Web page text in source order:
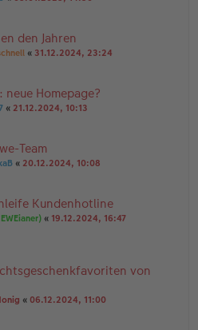
den Jahren
« 31.12.2024, 23:24
Homepage?
« 21.12.2024, 10:13
Team
« 20.12.2024, 10:08
Kundenhotline
« 19.12.2024, 16:47
von
« 06.12.2024, 11:00